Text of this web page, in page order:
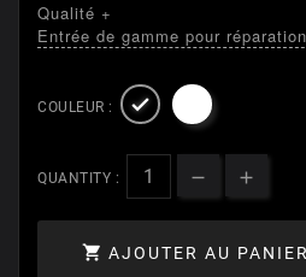
Qualité +
Entrée de gamme pour
COULEUR : 
QUANTITY :
 AJOUTER AU PANIER